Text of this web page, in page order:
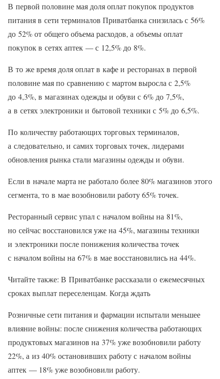
В первой половине мая доля оплат покупок продуктов
питания в сети терминалов Приватбанка снизилась с 56%
до 52% от общего объема расходов, а объемы оплат
покупок в сетях аптек — с 12,5% до 8%.
В то же время доля оплат в кафе и ресторанах в первой
половине мая по сравнению с мартом выросла с 2,5%
до 4,3%, в магазинах одежды и обуви с 6% до 7,5%,
а в сетях электроники и бытовой техники с 5% до 6,5%.
По количеству работающих торговых терминалов,
а следовательно, и самих торговых точек, лидерами
обновления рынка стали магазины одежды и обуви.
Если в начале марта не работало более 80% магазинов этого
сегмента, то в мае возобновили работу 65% точек.
Ресторанный сервис упал с началом войны на 81%,
но сейчас восстановился уже на 45%, магазины техники
и электроники после понижения количества точек
с началом войны на 67% в мае восстановились на 44%.
Читайте также: В Приватбанке рассказали о ежемесячных
сроках выплат переселенцам. Когда ждать
Розничные сети питания и фармации испытали меньшее
влияние войны: после снижения количества работающих
продуктовых магазинов на 37% уже возобновили работу
22%, а из 40% остановивших работу с началом войны
аптек — 18% уже возобновили работу.